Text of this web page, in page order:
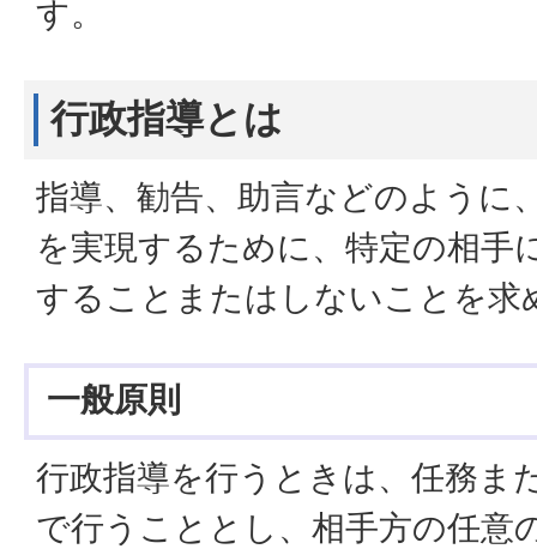
す。
行政指導とは
指導、勧告、助言などのように
を実現するために、特定の相手
することまたはしないことを求
一般原則
行政指導を行うときは、任務ま
で行うこととし、相手方の任意